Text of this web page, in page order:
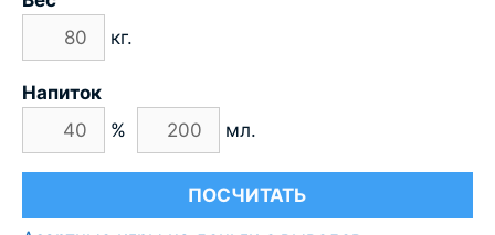
кг.
Напиток
%
мл.